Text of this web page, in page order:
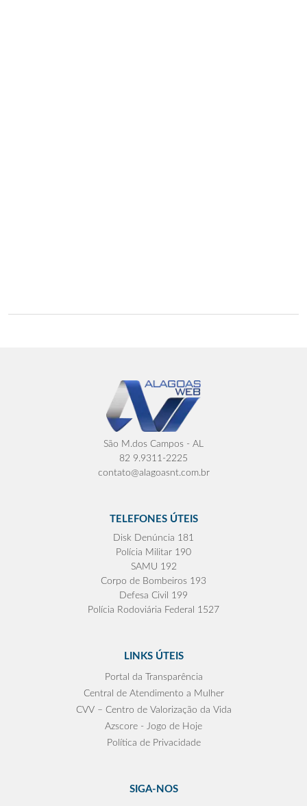
São M.dos Campos - AL
82 9.9311-2225
contato@alagoasnt.com.br
TELEFONES ÚTEIS
Disk Denúncia 181
Polícia Militar 190
SAMU 192
Corpo de Bombeiros 193
Defesa Civil 199
Polícia Rodoviária Federal 1527
LINKS ÚTEIS
Portal da Transparência
Central de Atendimento a Mulher
CVV – Centro de Valorização da Vida
Azscore - Jogo de Hoje
Política de Privacidade
SIGA-NOS